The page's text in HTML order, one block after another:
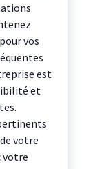
vos
est
et
votre
votre